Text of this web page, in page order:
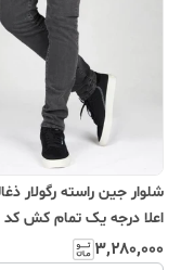
شلوار جین راسته رگولار
اعلا درجه یک تمام کش کد ۲۱۳
۳٬۲۸۰٬۰۰۰